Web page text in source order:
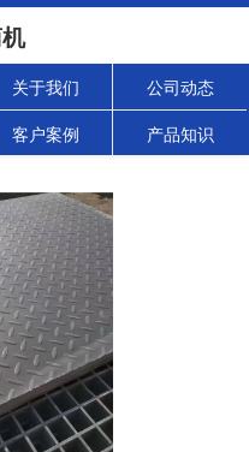
关于我们 公司动态
客户案例 产品知识